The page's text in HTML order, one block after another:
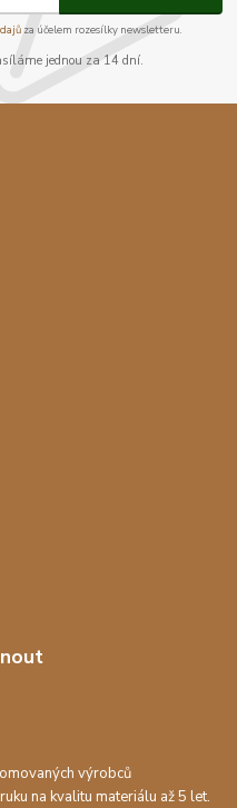
za účelem rozesílky newsletteru.
jednou za 14 dní.
výrobců
na kvalitu materiálu až 5 let.